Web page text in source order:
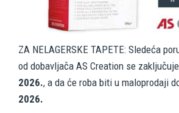
ZA NELAGERSKE TAPETE: Sledeća
od dobavljača AS Creation se zaključuje
2026., a da će roba biti u maloprodaji
2026.